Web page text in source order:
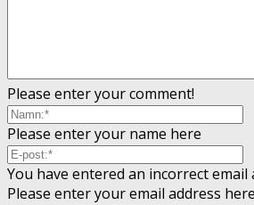
Please enter your comment!
Please enter your name here
You have entered an incorrect email
Please enter your email address here